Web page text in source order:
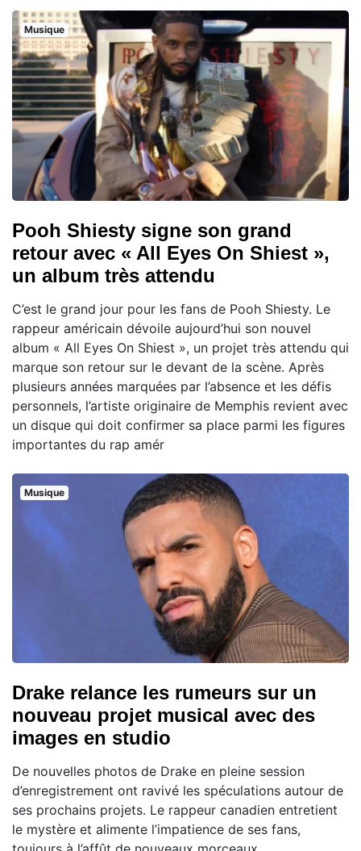
Musique
Pooh Shiesty signe son grand
retour avec « All Eyes On Shiest »,
un album très attendu
C’est le grand jour pour les fans de Pooh Shiesty. Le
rappeur américain dévoile aujourd’hui son nouvel
album « All Eyes On Shiest », un projet très attendu qui
marque son retour sur le devant de la scène. Après
plusieurs années marquées par l’absence et les défis
personnels, l’artiste originaire de Memphis revient avec
un disque qui doit confirmer sa place parmi les figures
importantes du rap amér
Musique
Drake relance les rumeurs sur un
nouveau projet musical avec des
images en studio
De nouvelles photos de Drake en pleine session
d’enregistrement ont ravivé les spéculations autour de
ses prochains projets. Le rappeur canadien entretient
le mystère et alimente l’impatience de ses fans,